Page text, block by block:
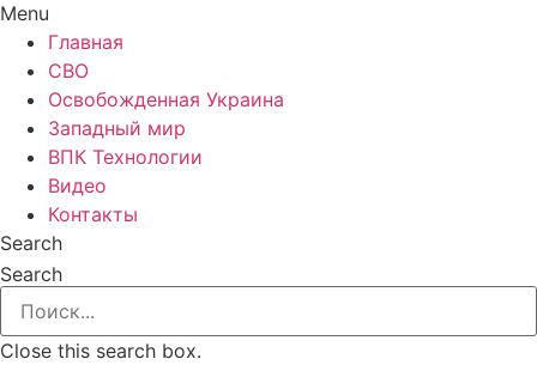
Menu
Главная
СВО
Освобожденная Украина
Западный мир
ВПК Технологии
Видео
Контакты
Search
Search
Close this search box.